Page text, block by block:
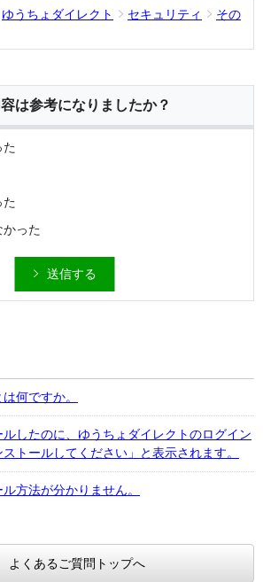
ゆうちょダイレクト セキュリティ
その
は参考になりましたか？
た
た
かった
送信する
何ですか。
したのに、ゆうちょダイレクトのログイン
トールしてください」と表示されます。
方法が分かりません。
よくあるご質問トップへ